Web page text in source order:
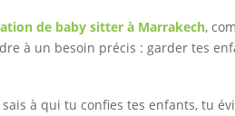
de baby sitter à Marrakech,
à un besoin précis : garder tes
à qui tu confies tes enfants, tu